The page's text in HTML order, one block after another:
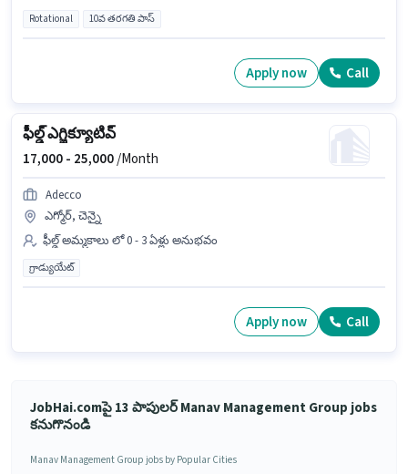
Rotational 10వ తరగతి పాస్
Apply now Call
ఫీల్డ్ ఎగ్జిక్యూటివ్
17,000 - 25,000/Month
Adecco
ఎగ్మోర్, చెన్నై
ఫీల్డ్ అమ్మకాలు లో 0 - 3 ఏళ్లు అనుభవం
గ్రాడ్యుయేట్
Apply now Call
JobHai.comపై 13 పాపులర్ Manav Management Group jobs
కనుగొనండి
Manav Management Group jobs by Popular Cities